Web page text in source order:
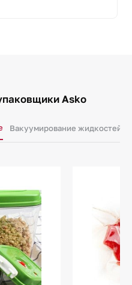
Asko
Вакуумирование жидкостей